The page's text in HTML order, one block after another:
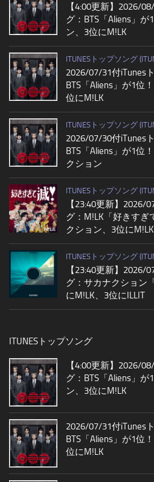
【4:00更新】2026/
グ：BTS「Aliens」
ン、3位にM!LK
ITUNESトップソング
2026/07/31付iTunes
BTS「Aliens」が1位
位にM!LK
ITUNESトップソング
2026/07/30付iTunes
BTS「Aliens」が1位
クション
ITUNESトップソング
【23:40更新】2026/
グ：M!LK「好きすぎ
クション、3位にM!LK
ITUNESトップソング
【23:40更新】2026/
グ：サカナクション
にM!LK、3位にILLIT
ITUNESトップソング
【4:00更新】2026/
グ：BTS「Aliens」
ン、3位にM!LK
2026/07/31付iTunes
BTS「Aliens」が1位
位にM!LK